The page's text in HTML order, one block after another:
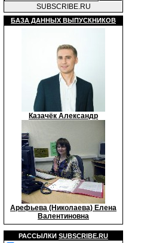
SUBSCRIBE.RU
БАЗА ДАННЫХ ВЫПУСКНИКОВ
Казачёк Александр
Арефьева (Николаева) Елена
Валентиновна
РАССЫЛКИ SUBSCRIBE.RU